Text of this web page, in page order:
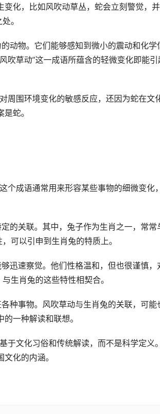
化，比如风吹动草丛，蛇会立刻警觉，
。
动物。它们能够感知到微小的震动和化学
吹草动”这一成语所蕴含的轻微变化即能引
周围环境变化的敏感反应，还因为蛇在文
蛇。
个成语通常用来形容某些事物的细微变化，
的关联。其中，兔子作为生肖之一，常常
可以引申到生肖兔的特质上。
迅速察觉。他们性格温和，但也很谨慎，
生肖兔的这些特性相契合。
种事物。风吹草动与生肖兔的关联，可能
一种解读和联想。
于文化习俗和传统解读，而不是科学定义。
化的内涵。